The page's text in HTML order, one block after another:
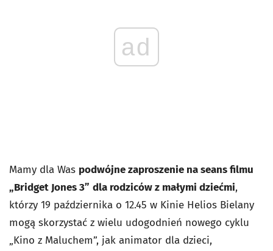
ad
Mamy dla Was podwójne zaproszenie na seans filmu
„Bridget Jones 3” dla rodziców z małymi dziećmi,
którzy 19 października o 12.45 w Kinie Helios Bielany
mogą skorzystać z wielu udogodnień nowego cyklu
„Kino z Maluchem”, jak animator dla dzieci,